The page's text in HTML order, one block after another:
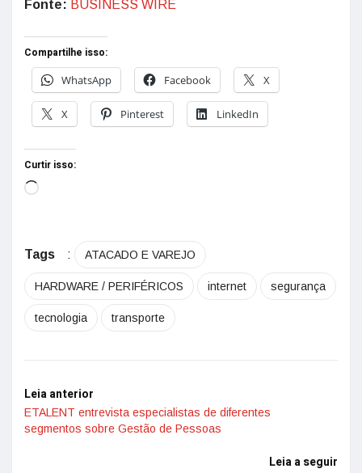
Fonte: BUSINESS WIRE
Compartilhe isso:
WhatsApp
Facebook X
X Pinterest LinkedIn
Curtir isso:
Tags : ATACADO E VAREJO
HARDWARE / PERIFÉRICOS internet segurança
tecnologia transporte
Leia anterior
ETALENT entrevista especialistas de diferentes
segmentos sobre Gestão de Pessoas
Leia a seguir